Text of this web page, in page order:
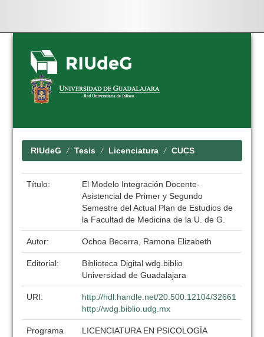
Skip
navigation
RIUdeG Tesis Licenciatura CUCS
Título:
El Modelo Integración Docente-
Asistencial de Primer y Segundo
Semestre del Actual Plan de Estudios de
la Facultad de Medicina de la U. de G.
Autor: Ochoa Becerra, Ramona Elizabeth
Editorial:
Biblioteca Digital wdg.biblio
Universidad de Guadalajara
URI:
http://hdl.handle.net/20.500.12104/32661
http://wdg.biblio.udg.mx
Programa
LICENCIATURA EN PSICOLOGÍA